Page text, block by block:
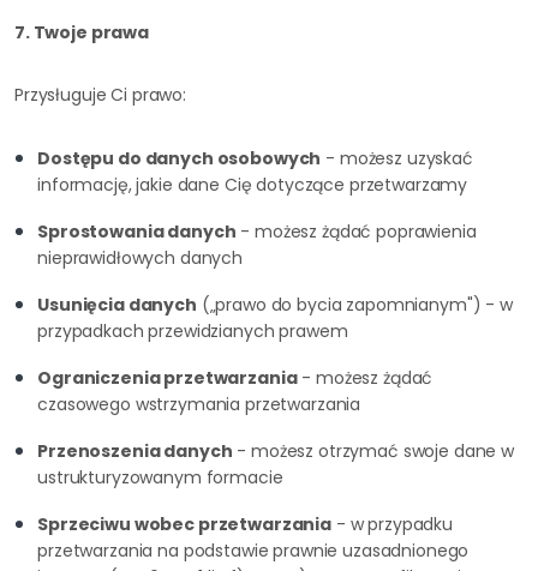
7. Twoje prawa
Przysługuje Ci prawo:
Dostępu do danych osobowych - możesz uzyskać
informację, jakie dane Cię dotyczące przetwarzamy
Sprostowania danych - możesz żądać poprawienia
nieprawidłowych danych
Usunięcia danych („prawo do bycia zapomnianym") - w
przypadkach przewidzianych prawem
Ograniczenia przetwarzania- możesz żądać
czasowego wstrzymania przetwarzania
Przenoszenia danych - możesz otrzymać swoje dane w
ustrukturyzowanym formacie
Sprzeciwu wobec przetwarzania - w przypadku
przetwarzania na podstawie prawnie uzasadnionego